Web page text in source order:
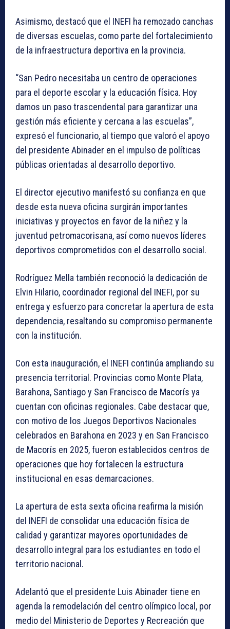
Asimismo, destacó que el INEFI ha remozado canchas
de diversas escuelas, como parte del fortalecimiento
de la infraestructura deportiva en la provincia.
“San Pedro necesitaba un centro de operaciones
para el deporte escolar y la educación física. Hoy
damos un paso trascendental para garantizar una
gestión más eficiente y cercana a las escuelas”,
expresó el funcionario, al tiempo que valoró el apoyo
del presidente Abinader en el impulso de políticas
públicas orientadas al desarrollo deportivo.
El director ejecutivo manifestó su confianza en que
desde esta nueva oficina surgirán importantes
iniciativas y proyectos en favor de la niñez y la
juventud petromacorisana, así como nuevos líderes
deportivos comprometidos con el desarrollo social.
Rodríguez Mella también reconoció la dedicación de
Elvin Hilario, coordinador regional del INEFI, por su
entrega y esfuerzo para concretar la apertura de esta
dependencia, resaltando su compromiso permanente
con la institución.
Con esta inauguración, el INEFI continúa ampliando su
presencia territorial. Provincias como Monte Plata,
Barahona, Santiago y San Francisco de Macorís ya
cuentan con oficinas regionales. Cabe destacar que,
con motivo de los Juegos Deportivos Nacionales
celebrados en Barahona en 2023 y en San Francisco
de Macorís en 2025, fueron establecidos centros de
operaciones que hoy fortalecen la estructura
institucional en esas demarcaciones.
La apertura de esta sexta oficina reafirma la misión
del INEFI de consolidar una educación física de
calidad y garantizar mayores oportunidades de
desarrollo integral para los estudiantes en todo el
territorio nacional.
Adelantó que el presidente Luis Abinader tiene en
agenda la remodelación del centro olímpico local, por
medio del Ministerio de Deportes y Recreación que